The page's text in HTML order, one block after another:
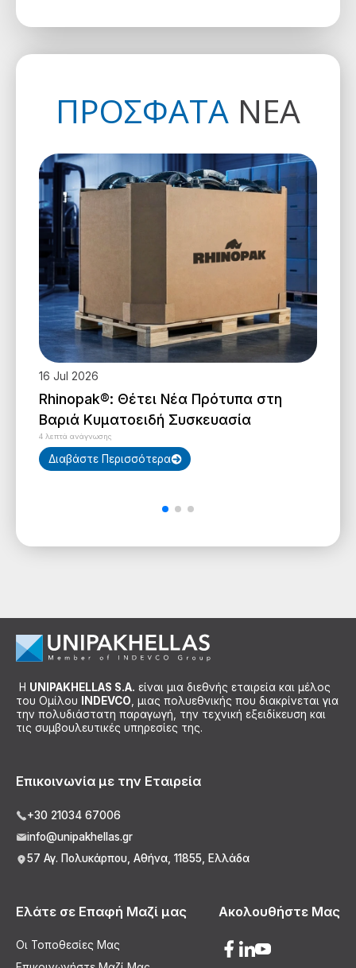
ΠΡΟΣΦΑΤΑ ΝΕΑ
16 Jul 2026
Rhinopak®: Θέτει Νέα Πρότυπα στη
Βαριά Κυματοειδή Συσκευασία
4 λεπτά ανάγνωσης
Διαβάστε Περισσότερα
Η UNIPAKHELLAS S.A. είναι μια διεθνής εταιρεία και μέλος
του Ομίλου
INDEVCO , μιας πολυεθνικής που διακρίνεται για
την πολυδιάστατη παραγωγή, την τεχνική εξειδίκευση και
τις συμβουλευτικές υπηρεσίες της.
Επικοινωνία με την Εταιρεία
+30 21034 67006
info@unipakhellas.gr
57 Αγ. Πολυκάρπου, Αθήνα, 11855, Ελλάδα
Ελάτε σε Επαφή Μαζί μας
Οι Τοποθεσίες Μας
Ακολουθήστε Μας